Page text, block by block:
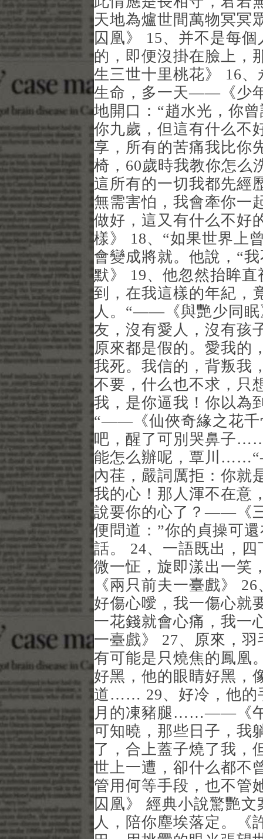
天地為爐世間萬物冥
囚凰》 15、并不是每
的，即便沒掛在臉上
生三世十里桃花》 16
生命，多一天——《少
地開口：“趙水光，你
你九歲，但這有什么不
享，所有的苦痛我比你
椅，60歲時我教你怎么
這所有的一切我都先經
無需害怕，我會牽你一
做好，這又有什么不
樣》 18、“如果世界上
會變成將就。他說，“
默》 19、他忽然抬眸
到，在我這樣的年紀，
人。“——《與艷少同眠
友，沒有愛人，沒有孩
原來都是假的。愛我的
我死。我信的，背叛我
不要，什么也不求，只
我，是你逼我！你以為
“——《仙俠奇緣之花
吧，醒了可別哭鼻子
能怎么辦呢，覃川
內荏，嚴詞厲拒：你就
我的心！那人渾不在意
說要你的心了？——《
便問道：”你的貞操可
話。 24、一語既出，
微一怔，旋即漾出一
《兩只前夫一臺戲》
好傷心噯，我一傷心就
一花錢就會心痛，我
一臺戲》 27、原來，
有可能是只燒焦的鳳
好黑，他的眼睛好黑，
道…… 29、好冷，他的
月的凍豬腿……——《午
可知曉，那些日子，我
了，合上蓋子燒了我，
世上一遭，卻什么都不
管用何等手段，也不
囚凰》 經典小說驚艷
人，陪你塵埃落定。《